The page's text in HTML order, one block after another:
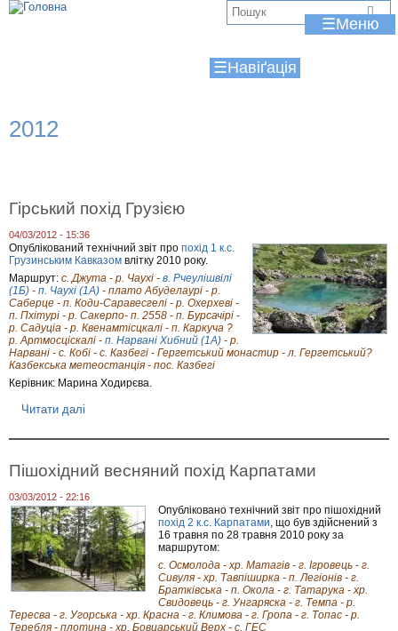
Jump to navigation
☰
☰
2012
Гірський похід Грузією
04/03/2012 - 15:36
Опублікований технічний звіт про похід 1 к.с.
Грузинським Кавказом влітку 2010 року.
Маршрут: с. Джута - р. Чаухі - в. Рчеулішвілі
(1Б) - п. Чаухі (1А) - плато Абуделаурі - р.
Саберце - п. Коди-Саравесгелі - р. Охерхеві -
п. Пхітурі - р. Сакерпо- п. 2558 - п. Бурсачірі -
р. Садуціа - р. Квенамтісцкалі - п. Каркуча ?
р. Артмосціскалі - п. Нарвані Хибний (1А) - р.
Нарвані - с. Кобі - с. Казбегі - Гергетський монастир - л. Гергетський?
Казбекська метеостанція - пос. Казбегі
Керівник: Марина Ходирєва.
Читати далі
о
р
ь
к
и
й
п
о
х
і
Г
Пішохідний весняний похід Карпатами
03/03/2012 - 22:16
Опубліковано технічний звіт про пішохідний
похід 2 к.с. Карпатами, що був здійснений з
16 травня по 28 травня 2010 року за
маршрутом:
с. Осмолода - хр. Матагів - г. Ігровець - г.
Сивуля - хр. Тавпіширка - п. Легіонів - г.
Братківська - п. Окола - г. Татарука - хр.
Свидовець - г. Унгаряска - г. Темпа - р.
Тересва - г. Угорська - хр. Красна - г. Климова - г. Гропа - г. Топас - р.
Теребля - плотина - хр. Бовцарський Верх - с. ГЕС